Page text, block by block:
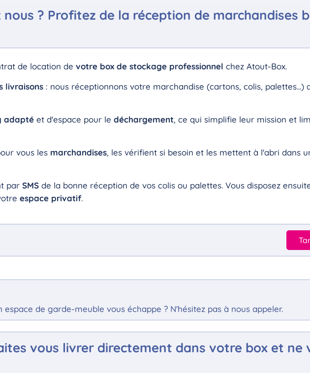
nous ? Profitez de la réception de marchandises
de location de votre box de stockage professionnel chez Atout-Box.
livraisons : nous réceptionnons votre marchandise (cartons, colis, palettes...)
adapté et d'espace pour le déchargement, ce qui simplifie leur mission et
vous les marchandises, les vérifient si besoin et les mettent à l'abri dans
par SMS de la bonne réception de vos colis ou palettes. Vous disposez
espace privatif.
de garde-meuble vous échappe ? N'hésitez pas à nous appeler.
vous livrer directement dans votre box et ne